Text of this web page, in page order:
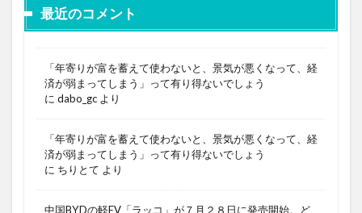
最近のコメント
「年寄りが富を蓄えて使わないと、景気が悪くなって、経
済が弱まってしまう」って有り得ないでしょう
に dabo_gc より
「年寄りが富を蓄えて使わないと、景気が悪くなって、経
済が弱まってしまう」って有り得ないでしょう
に ちりとて より
中国BYDの軽EV「ラッコ」が７月２８日に発売開始。ど